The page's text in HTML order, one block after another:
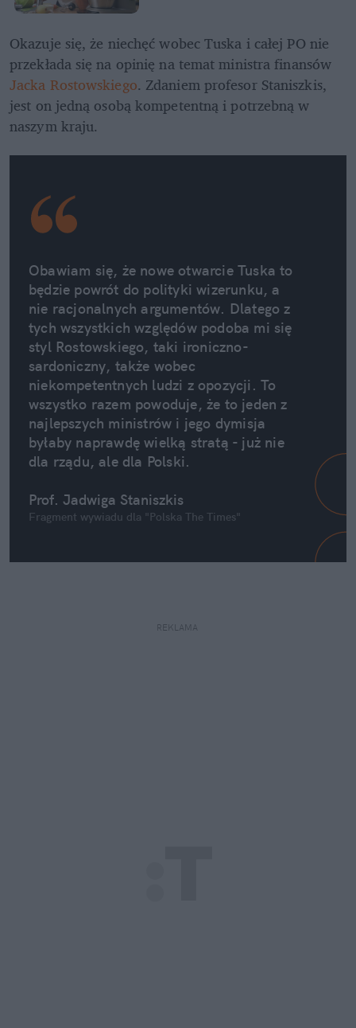
Okazuje się, że niechęć wobec Tuska i całej PO nie
Jacka Rostowskiego. Zdaniem profesor Staniszkis,
jest on jedną osobą kompetentną i potrzebną w
naszym kraju.
Obawiam się, że nowe otwarcie Tuska to
będzie powrót do polityki wizerunku, a
nie racjonalnych argumentów. Dlatego z
tych wszystkich względów podoba mi się
styl Rostowskiego, taki ironiczno-
sardoniczny, także wobec
niekompetentnych ludzi z opozycji. To
wszystko razem powoduje, że to jeden z
najlepszych ministrów i jego dymisja
byłaby naprawdę wielką stratą - już nie
dla rządu, ale dla Polski.
Prof. Jadwiga Staniszkis
Fragment wywiadu dla "Polska The Times"
REKLAMA